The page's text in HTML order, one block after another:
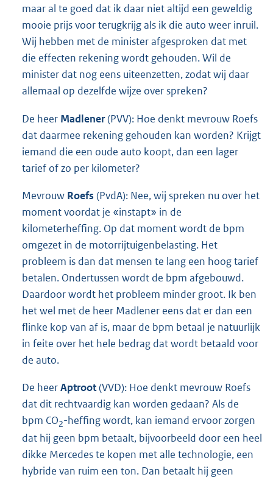
maar al te goed dat ik daar niet altijd een geweldig
mooie prijs voor terugkrijg als ik die auto weer inruil.
Wij hebben met de minister afgesproken dat met
die effecten rekening wordt gehouden. Wil de
minister dat nog eens uiteenzetten, zodat wij daar
allemaal op dezelfde wijze over spreken?
De heer Madlener(PVV): Hoe denkt mevrouw Roefs
dat daarmee rekening gehouden kan worden? Krijgt
iemand die een oude auto koopt, dan een lager
tarief of zo per kilometer?
Mevrouw Roefs (PvdA): Nee, wij spreken nu over het
moment voordat je «instapt» in de
kilometerheffing. Op dat moment wordt de bpm
omgezet in de motorrijtuigenbelasting. Het
probleem is dan dat mensen te lang een hoog tarief
betalen. Ondertussen wordt de bpm afgebouwd.
Daardoor wordt het probleem minder groot. Ik ben
het wel met de heer Madlener eens dat er dan een
flinke kop van af is, maar de bpm betaal je natuurlijk
in feite over het hele bedrag dat wordt betaald voor
de auto.
De heerAptroot(VVD): Hoe denkt mevrouw Roefs
dat dit rechtvaardig kan worden gedaan? Als de
bpm CO2-heffing wordt, kan iemand ervoor zorgen
dat hij geen bpm betaalt, bijvoorbeeld door een heel
dikke Mercedes te kopen met alle technologie, een
hybride van ruim een ton. Dan betaalt hij geen